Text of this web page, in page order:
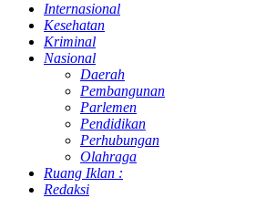
Internasional
Kesehatan
Kriminal
Nasional
Daerah
Pembangunan
Parlemen
Pendidikan
Perhubungan
Olahraga
Ruang Iklan :
Redaksi